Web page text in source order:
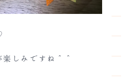
しみですね＾＾